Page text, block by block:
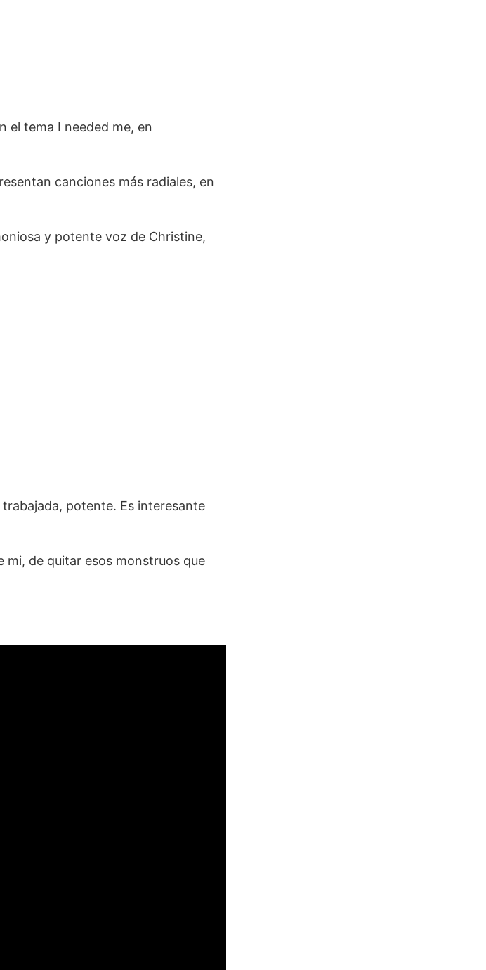
el tema I needed me, en
canciones más radiales, en
y potente voz de Christine,
potente. Es interesante
mi, de quitar esos monstruos que